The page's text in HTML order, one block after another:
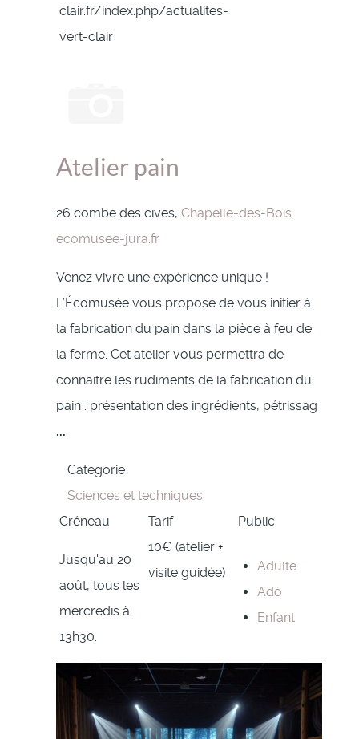
clair.fr/index.php/actualites-
vert-clair
Atelier pain
26 combe des cives, Chapelle-des-Bois
ecomusee-jura.fr
Venez vivre une expérience unique !
L’Écomusée vous propose de vous initier à
la fabrication du pain dans la pièce à feu de
la ferme. Cet atelier vous permettra de
connaitre les rudiments de la fabrication du
pain : présentation des ingrédients, pétrissag
...
Catégorie
Sciences et techniques
Créneau
Jusqu'au 20
août, tous les
mercredis à
13h30.
Tarif
10€ (atelier +
visite guidée)
Public
Adulte
Ado
Enfant